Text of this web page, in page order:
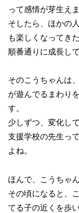
って感情が芽生えま
そしたら、ほかの
も楽しくなってき
順番通りに成長し
そのこうちゃんは
が遊んでるまわり
す。
少しずつ、変化し
支援学校の先生っ
よね。
ほんで、こうちゃ
その頃になると、
てる子の近くを歩